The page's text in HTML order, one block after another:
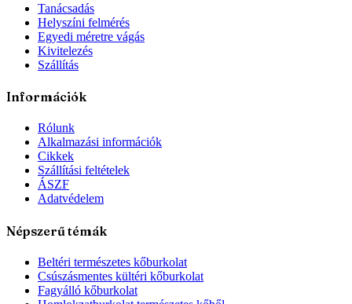
Tanácsadás
Helyszíni felmérés
Egyedi méretre vágás
Kivitelezés
Szállítás
Információk
Rólunk
Alkalmazási információk
Cikkek
Szállítási feltételek
ÁSZF
Adatvédelem
Népszerű témák
Beltéri természetes kőburkolat
Csúszásmentes kültéri kőburkolat
Fagyálló kőburkolat